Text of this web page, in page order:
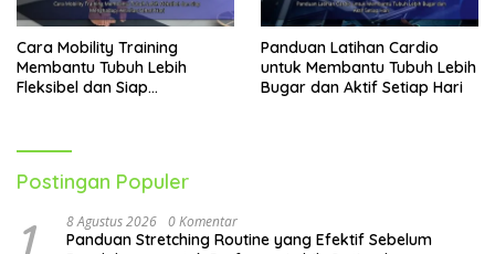
Cara Mobility Training
Membantu Tubuh Lebih
Fleksibel dan Siap
Panduan Latihan Cardio
untuk Membantu Tubuh Lebih
Bugar dan Aktif Setiap Hari
Postingan Populer
1 8 Agustus 2026 0 Komentar
Panduan Stretching Routine yang Efektif Sebelum